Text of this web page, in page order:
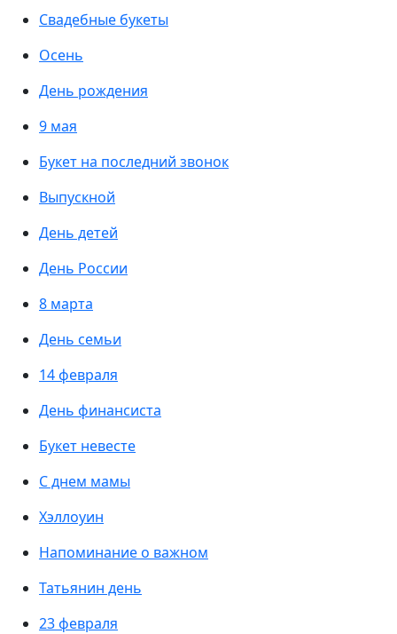
Свадебные букеты
Осень
День рождения
9 мая
Букет на последний звонок
Выпускной
День детей
День России
8 марта
День семьи
14 февраля
День финансиста
Букет невесте
С днем мамы
Хэллоуин
Напоминание о важном
Татьянин день
23 февраля